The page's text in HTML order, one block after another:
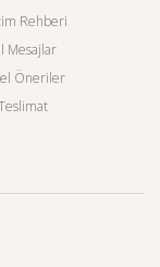
Rehberi
Mesajlar
Öneriler